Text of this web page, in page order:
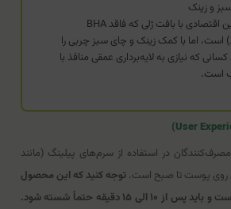
و زینک
یک جایگزین اقتصادی با بافت ژلی که فاقد BHA
اما با کمک زینک و چای سبز چربی را
که نیازی به لایه‌برداری عمقی منافذ با
در استفاده از سرم‌های پیلینگ (مانند
روی پوست تا صبح است. توجه کنید که این محصول